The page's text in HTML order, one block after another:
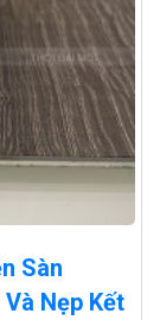
Sàn
Nẹp Kết